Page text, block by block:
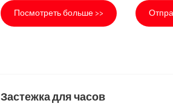
Посмотреть больше >>
Застежка для часов